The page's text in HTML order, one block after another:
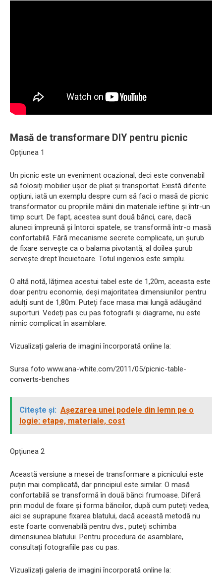
Masă de transformare DIY pentru picnic
Opțiunea 1
Un picnic este un eveniment ocazional, deci este convenabil
să folosiți mobilier ușor de pliat și transportat. Există diferite
opțiuni, iată un exemplu despre cum să faci o masă de picnic
transformator cu propriile mâini din materiale ieftine și într-un
timp scurt. De fapt, acestea sunt două bănci, care, dacă
aluneci împreună și întorci spatele, se transformă într-o masă
confortabilă. Fără mecanisme secrete complicate, un șurub
de fixare servește ca o balama pivotantă, al doilea șurub
servește drept încuietoare. Totul ingenios este simplu.
O altă notă, lățimea acestui tabel este de 1,20m, aceasta este
doar pentru economie, deși majoritatea dimensiunilor pentru
adulți sunt de 1,80m. Puteți face masa mai lungă adăugând
suporturi. Vedeți pas cu pas fotografii și diagrame, nu este
nimic complicat în asamblare.
Vizualizați galeria de imagini încorporată online la:
Sursa foto www.ana-white.com/2011/05/picnic-table-
converts-benches
Citește și: Așezarea unei podele din lemn pe o
logie: etape, materiale, cost
Opțiunea 2
Această versiune a mesei de transformare a picnicului este
puțin mai complicată, dar principiul este similar. O masă
confortabilă se transformă în două bănci frumoase. Diferă
prin modul de fixare și forma băncilor, după cum puteți vedea,
aici se suprapune fixarea blatului, dacă această metodă nu
este foarte convenabilă pentru dvs., puteți schimba
dimensiunea blatului. Pentru procedura de asamblare,
consultați fotografiile pas cu pas.
Vizualizați galeria de imagini încorporată online la: